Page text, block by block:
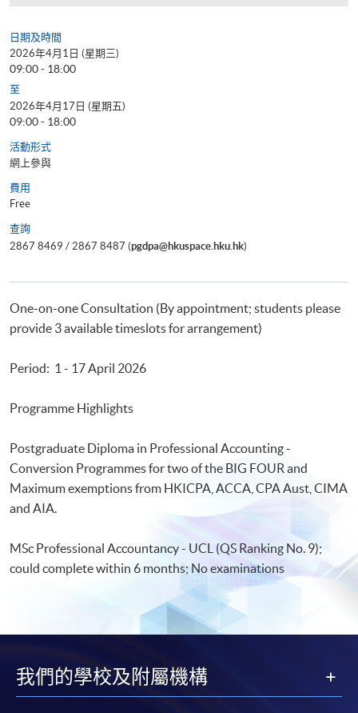
日期及時間
2026年4月1日 (星期三)
09:00 - 18:00
至
2026年4月17日 (星期五)
09:00 - 18:00
活動形式
網上參與
費用
Free
查詢
2867 8469 / 2867 8487 (pgdpa@hkuspace.hku.hk)
One-on-one Consultation (By appointment; students please
provide 3 available timeslots for arrangement)
Period: 1 - 17 April 2026
Programme Highlights
Postgraduate Diploma in Professional Accounting -
Conversion Programmes for two of the BIG FOUR and
Maximum exemptions from HKICPA, ACCA, CPA Aust, CIMA
and AIA.
MSc Professional Accountancy - UCL (QS Ranking No. 9);
could complete within 6 months; No examinations
我們的學校及附屬機構